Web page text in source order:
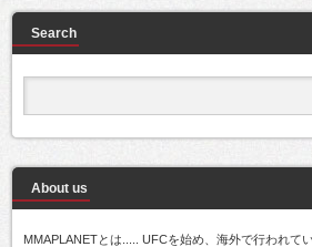
Search
About us
MMAPLANETとは..... UFCを始め、海外で行われて